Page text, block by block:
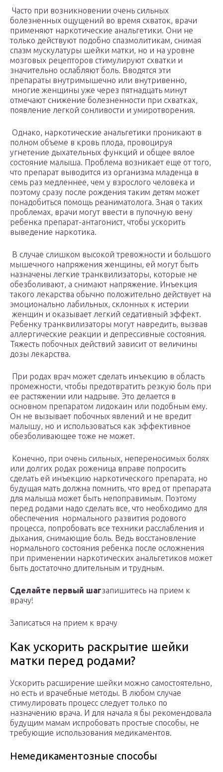
Часто при возникновении очень сильных
болезненных ощущений во время схваток, врачи
применяют наркотические анальгетики. Они не
только действуют подобно спазмолитикам, снимая
спазм мускулатуры шейки матки, но и на уровне
мозговых рецепторов стимулируют схватки и
значительно ослабляют боль. Вводятся эти
препараты внутримышечно или внутривенно,
многие женщины уже через пятнадцать минут
отмечают снижение болезненности при схватках,
появление легкой сонливости и умиротворения.
Однако, наркотические анальгетики проникают в
полном объеме в кровь плода, провоцируя
угнетение дыхательных функций и общее вялое
состояние малыша. Проблема возникает еще от того,
что препарат выводится из организма младенца в
семь раз медленнее, чем у взрослого человека и
поэтому сразу после рождения таким детям может
понадобиться помощь реаниматолога. Зная о таких
проблемах, врачи могут ввести в пупочную вену
ребенка препарат-антагонист, чтобы ускорить
выведение наркотика.
В случае слишком высокой тревожности и большого
мышечного напряжения женщины, ей могут быть
назначены легкие транквилизаторы, которые не
обезболивают, а снимают напряжение. Инъекция
такого лекарства обычно положительно действует на
эмоционально лабильных, склонных к истерии
женщин и оказывает легкий седативный эффект.
Ребенку транквилизаторы могут навредить, вызвав
аллергические реакции и депрессивные состояния.
Тяжесть побочных действий зависит от величины
дозы лекарства.
При родах врач может сделать инъекцию в область
промежности, чтобы предотвратить резкую боль при
ее растяжении или надрыве. Это делается в
основном препаратом лидокаин или подобным ему.
Он не вызывает побочных явлений и не вредит
малышу, но и использоваться как эффективное
обезболивающее тоже не может.
Конечно, при очень сильных, непереносимых болях
или долгих родах роженица вправе попросить
сделать ей инъекцию наркотического препарата, но
будущая мать должна помнить, что вред от препарата
для малыша может быть непоправимым. Поэтому
перед родами надо сделать все, что необходимо для
обеспечения нормального развития родового
процесса, попробовать все техники расслабления и
дыхания, снимающие боль. Ведь восстановление
нормального состояния ребенка после осложнения
при применении наркотических анальгетиков может
быть достаточно длительным и трудным.
Сделайте первый шагзапишитесь на прием к
врачу!
Записаться на прием к врачу
Как ускорить раскрытие шейки
матки перед родами?
Ускорить расширение шейки можно самостоятельно,
но есть и врачебные методы. В любом случае
стимулировать процесс следует только по
назначению врача. И для начала я бы рекомендовала
будущим мамам испробовать простые способы, не
требующие использования медикаментов.
Немедикаментозные способы